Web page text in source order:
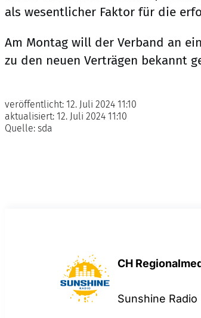
als wesentlicher Faktor für die
Am Montag will der Verband an
zu den neuen Verträgen bekannt
Quelle: sda
veröffentlicht: 12. Juli 2024 11:10
aktualisiert: 12. Juli 2024 11:10
CH
Sunshine Radio